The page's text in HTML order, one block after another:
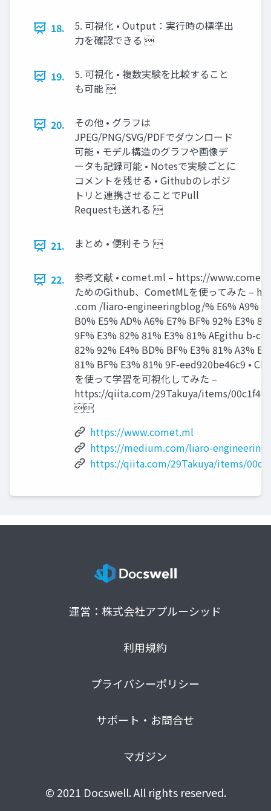
18.
5. 可視化 • Output：実行時の標準出
力を確認できる 
19.
5. 可視化 • 複数実験を比較すること
も可能 
20.
その他 • グラフは
JPEG/PNG/SVG/PDFでダウンロード
可能 • モデル構造のグラフや画像デ
ータも記録可能 • Notesで実験ごとに
コメントを残せる • Githubのレポジ
トリと連携させることでPull
Requestも送れる 
21. まとめ • 便利そう 
22.
参考文献 • comet.ml – https://
ためのGithub、CometMLを使ってみた –
.com /liaro-engineeringblog/% E6% A9%
B0% E5% AD% A6% E7% BF% 92% E3%
9F% E3% 82% 81% E3% 81% AEgithu b-
82% 92% E4% BD% BF% E3% 81% A3%
81% BF% E3% 81% 9F-eed920be46c9 •
を使って学習を可視化してみた –
https://qiita.com/29Takuya/items/

https://www.comet.ml
https://medium.com/liaro-engineering-
https://qiita.com/29Takuya/items/
運営：株式会社アプルーシッド
利用規約
プライバシーポリシー
サポート・お問合せ
マガジン
© 2021 Docswell. All rights reserved.